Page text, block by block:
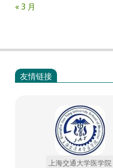
« 3 月
友情链接
上海交通大学医学院